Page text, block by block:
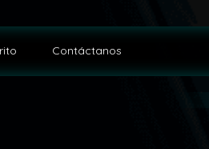
Contáctanos